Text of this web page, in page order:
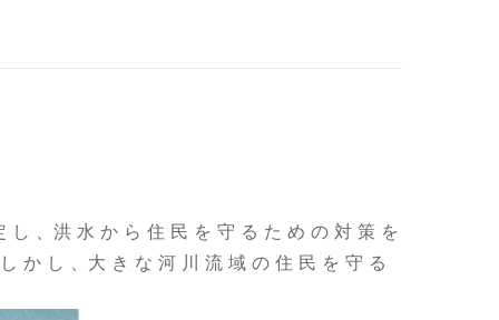
し 、洪 水 か ら 住 民 を 守 る た め の 対 策 を
か し 、大 き な 河 川 流 域 の 住 民 を 守 る